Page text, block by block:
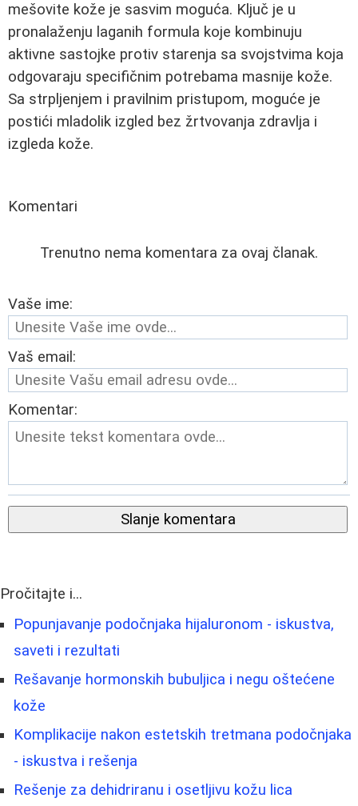
mešovite kože je sasvim moguća. Ključ je u
pronalaženju laganih formula koje kombinuju
aktivne sastojke protiv starenja sa svojstvima koja
odgovaraju specifičnim potrebama masnije kože.
Sa strpljenjem i pravilnim pristupom, moguće je
postići mladolik izgled bez žrtvovanja zdravlja i
izgleda kože.
Komentari
Trenutno nema komentara za ovaj članak.
Vaše ime:
Vaš email:
Komentar:
Slanje komentara
Pročitajte i...
Popunjavanje podočnjaka hijaluronom - iskustva,
saveti i rezultati
Rešavanje hormonskih bubuljica i negu oštećene
kože
Komplikacije nakon estetskih tretmana podočnjaka
- iskustva i rešenja
Rešenje za dehidriranu i osetljivu kožu lica